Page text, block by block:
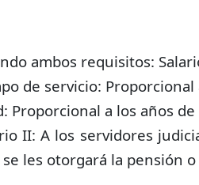
ambos requisitos:
de servicio: Proporcional
Proporcional a los años
II: A los servidores
se les otorgará la pensión